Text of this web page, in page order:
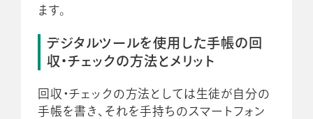
ます。
デジタルツールを使用した手帳の回
収・チェックの方法とメリット
回収・チェックの方法としては生徒が自分の
手帳を書き、それを手持ちのスマートフォン